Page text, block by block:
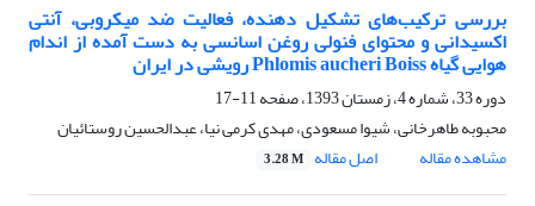
بررسی ترکیب‌های تشکیل دهنده، فعالیت ضد میکروبی، آنتی
اکسیدانی و محتوای فنولی روغن اسانسی به دست آمده از اندام
هوایی گیاه Phlomis aucheri Boiss رویشی در ایران
دوره 33، شماره 4، زمستان 1393، صفحه
11-17
محبوبه طاهرخانی، شیوا مسعودی، مهدی کرمی نیا، عبدالحسین روستائیان
مشاهده مقاله
اصل مقاله 3.28 M